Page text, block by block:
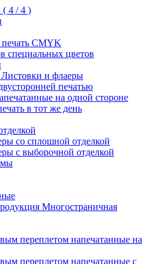
( 4 / 4 )
печать CMYK
специальных цветов
Листовки и флаеры
печатью
на одной стороне
в тот же день
со сплошной отделкой
с выборочной отделкой
Многостраничная
переплетом напечатанные на
переплетом напечатанные с